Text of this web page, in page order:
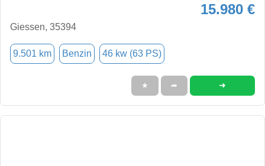
15.980 €
Giessen, 35394
9.501 km Benzin 46 kw (63 PS)
★ ➦ ➜